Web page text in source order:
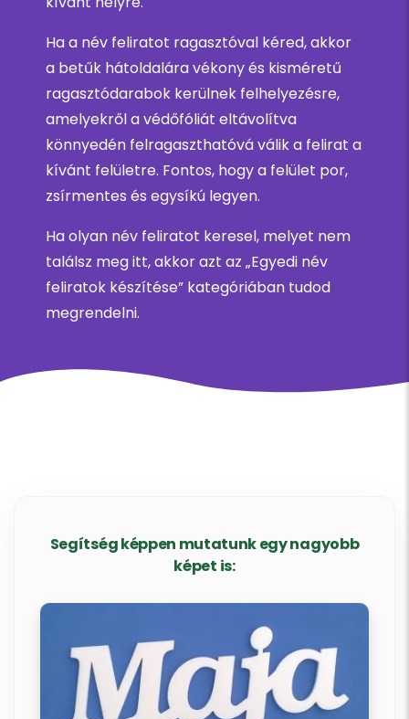
Ha a név feliratot ragasztóval kéred, akkor
a betűk hátoldalára vékony és kisméretű
ragasztódarabok kerülnek felhelyezésre,
amelyekről a védőfóliát eltávolítva
könnyedén felragaszthatóvá válik a felirat a
kívánt felületre. Fontos, hogy a felület por,
zsírmentes és egysíkú legyen.
Ha olyan név feliratot keresel, melyet nem
találsz meg itt, akkor azt az „Egyedi név
feliratok készítése” kategóriában tudod
megrendelni.
Segítség képpen mutatunk egy nagyobb
képet is: